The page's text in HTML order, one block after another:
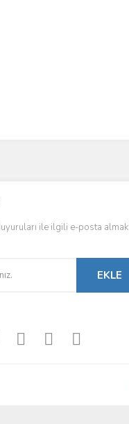
ile ilgili e-posta almak
EKLE